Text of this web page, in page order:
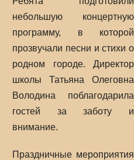
небольшую концертную
программу, в которой
прозвучали песни и стихи о
родном городе. Директор
школы Татьяна Олеговна
Володина поблагодарила
гостей за заботу и
внимание.
Праздничные мероприятия